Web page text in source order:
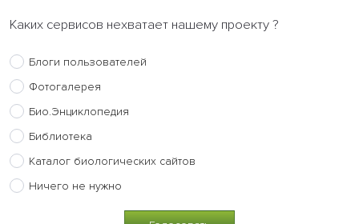
Каких сервисов нехватает нашему проекту ?
Блоги пользователей
Фотогалерея
Био.Энциклопедия
Библиотека
Каталог биологических сайтов
Ничего не нужно